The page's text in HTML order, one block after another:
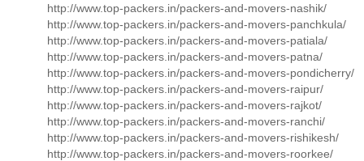
http://www.top-packers.in/packers-and-movers-nashik/
http://www.top-packers.in/packers-and-movers-panchkula/
http://www.top-packers.in/packers-and-movers-patiala/
http://www.top-packers.in/packers-and-movers-patna/
http://www.top-packers.in/packers-and-movers-pondicherry/
http://www.top-packers.in/packers-and-movers-raipur/
http://www.top-packers.in/packers-and-movers-rajkot/
http://www.top-packers.in/packers-and-movers-ranchi/
http://www.top-packers.in/packers-and-movers-rishikesh/
http://www.top-packers.in/packers-and-movers-roorkee/